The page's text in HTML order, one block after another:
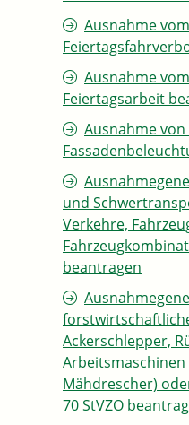
Ausnahme
Ausnahme
Feiertagsarbeit
Ausnahme
und
Verkehre,
beantragen
Ackerschlepper,
Arbeitsmaschinen
Mähdrescher)
70 StVZO